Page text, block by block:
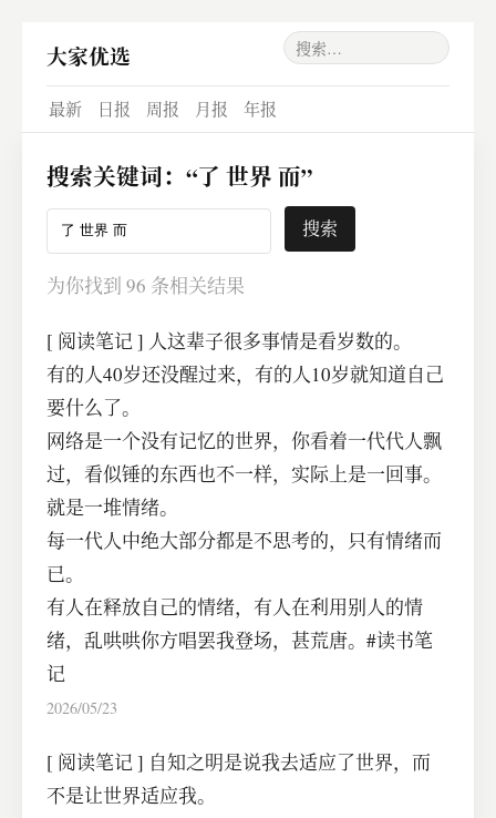
大家优选
最新 日报 周报 月报 年报
搜索关键词：“了 世界 而”
为你找到 96 条相关结果
[ 阅读笔记 ] 人这辈子很多事情是看岁数的。
有的人40岁还没醒过来，有的人10岁就知道自己
要什么了。
网络是一个没有记忆的世界，你看着一代代人飘
过，看似锤的东西也不一样，实际上是一回事。
就是一堆情绪。
每一代人中绝大部分都是不思考的，只有情绪而
已。
有人在释放自己的情绪，有人在利用别人的情
绪，乱哄哄你方唱罢我登场，甚荒唐。#读书笔
记
2026/05/23
[ 阅读笔记 ] 自知之明是说我去适应了世界，而
不是让世界适应我。